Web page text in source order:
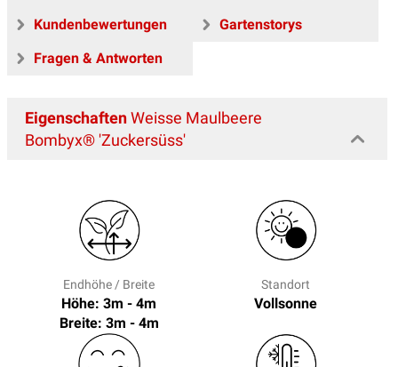
Kundenbewertungen
Gartenstorys
Fragen & Antworten
EigenschaftenWeisse Maulbeere
Bombyx® 'Zuckersüss'
Endhöhe / Breite
Höhe: 3m - 4m
Breite: 3m - 4m
Standort
Vollsonne